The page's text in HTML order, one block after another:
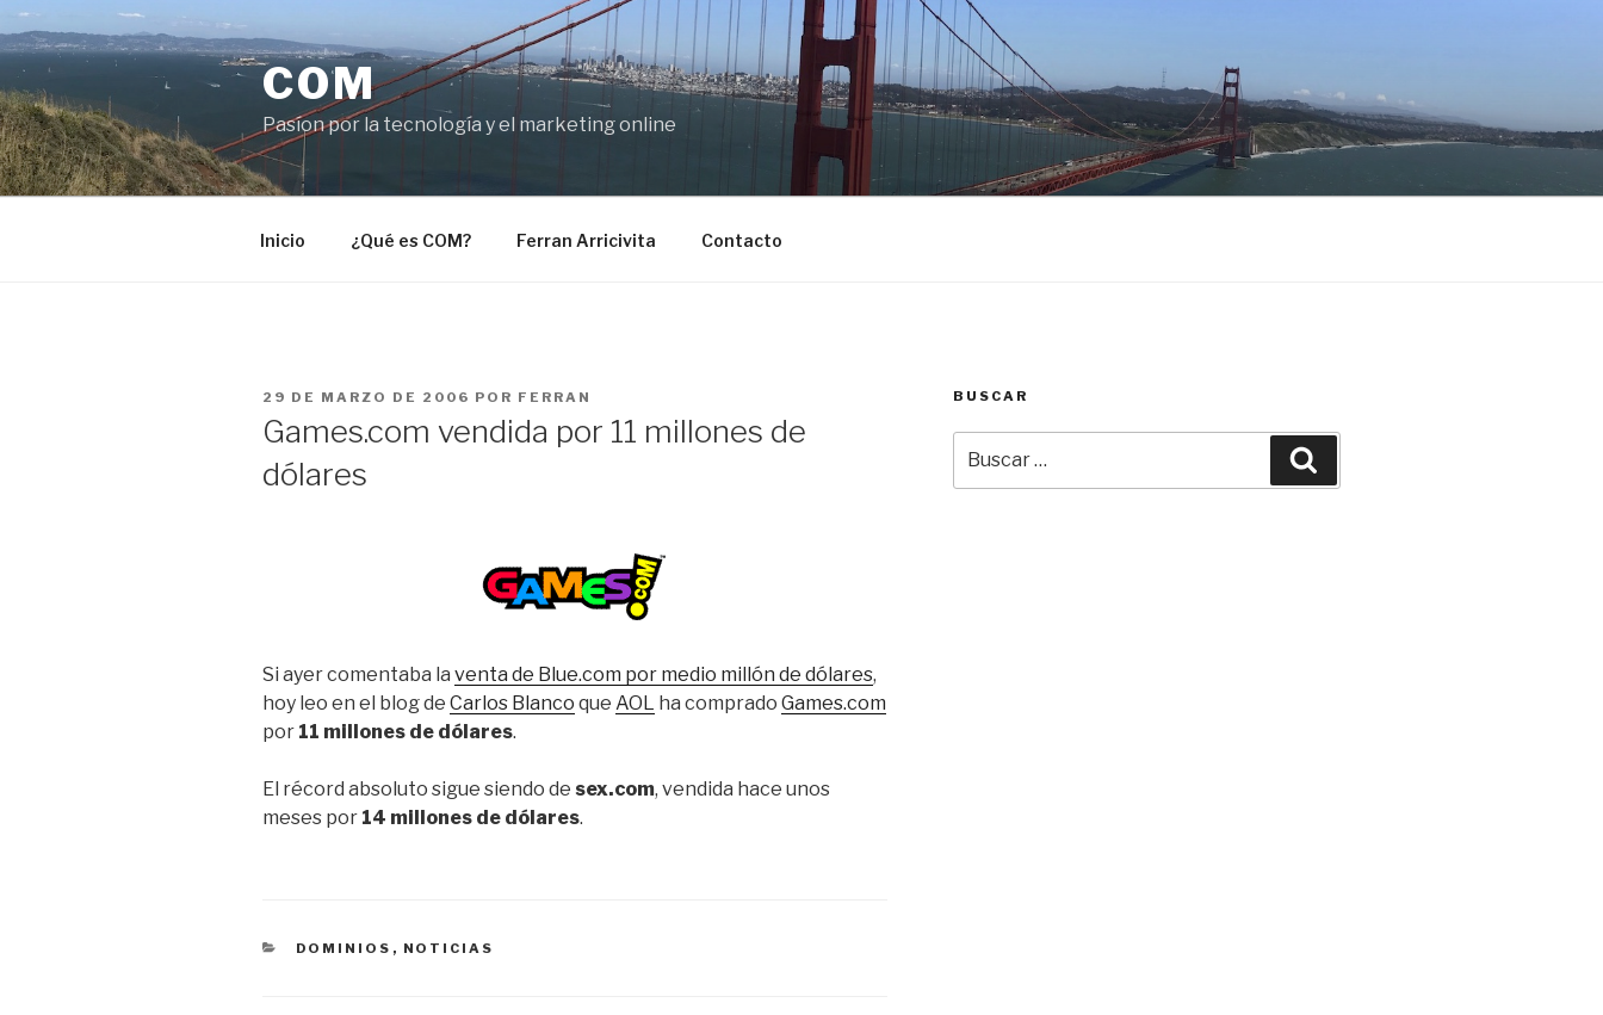
Saltar
al
contenido
COM
Pasíon por la tecnología y el marketing online
Inicio ¿Qué es COM? Ferran Arricivita Contacto
PUBLICADO
29 DE MARZO DE 2006 POR FERRAN
Games.com vendida por 11 millones de
dólares
Si ayer comentaba la venta de Blue.com por medio millón de dólares,
hoy leo en el blog de Carlos Blanco que AOL ha comprado Games.com
por 11 millones de dólares.
El récord absoluto sigue siendo de sex.com, vendida hace unos
meses por 14 millones de dólares.
CATEGORÍAS
DOMINIOS , NOTICIAS
BUSCAR
por: